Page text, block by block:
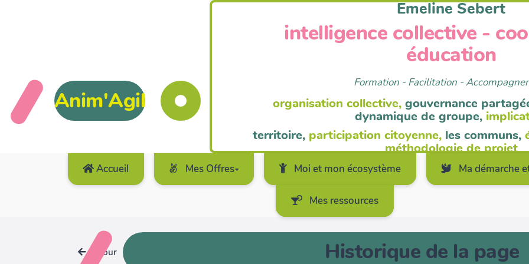
Accueil Mes Offres Moi et mon écosystème Ma démarche
Mes ressources
Anim'Agil
Emeline Sebert
intelligence collective -
éducation
Formation - Facilitation -
organisation collective, gouvernance
dynamique de groupe,
territoire, participation citoyenne, les communs,
méthodologie de projet
Retour Historique de la page